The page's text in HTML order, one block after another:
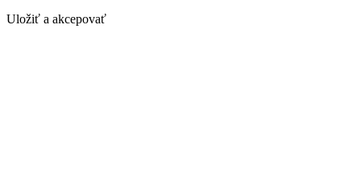
Uložiť a akcepovať